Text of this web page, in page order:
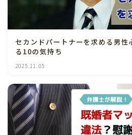
セカンドパートナーを求める男性
る10の気持ち
2025.11.05